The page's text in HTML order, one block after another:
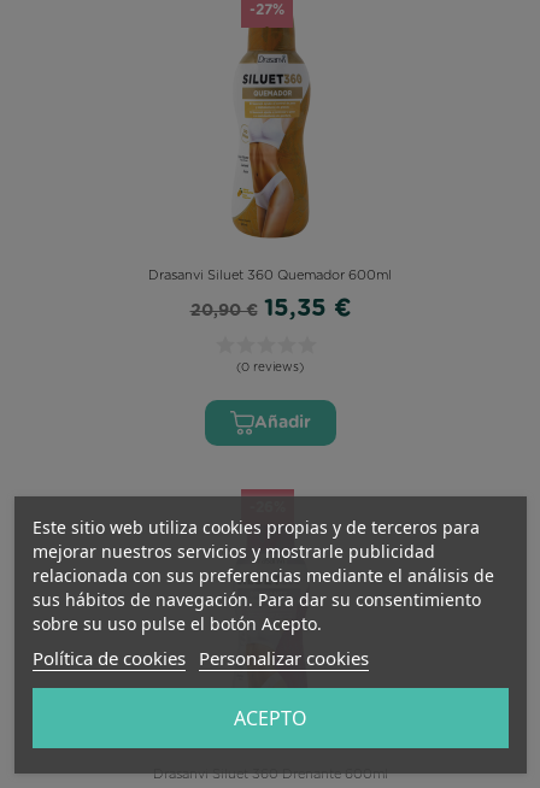
Este sitio web utiliza cookies propias y de terceros para
mejorar nuestros servicios y mostrarle publicidad
relacionada con sus preferencias mediante el análisis de
sus hábitos de navegación. Para dar su consentimiento
sobre su uso pulse el botón Acepto.
Política de cookies Personalizar cookies
ACEPTO
Drasanvi Siluet 360 Quemador 600ml
20,90 € 15,35 €
(0 reviews)
Añadir
-27%
Drasanvi Siluet 360 Drenante 600ml